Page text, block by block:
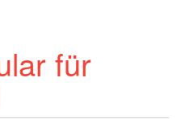
für